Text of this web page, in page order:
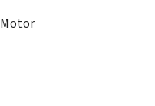
Motor